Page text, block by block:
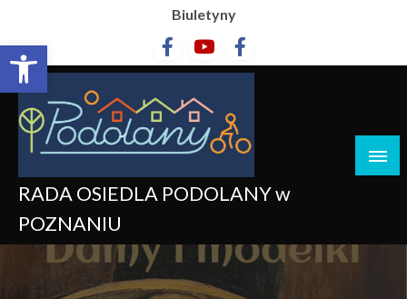
Otwórz pasek narzędzi
Biuletyny
RADA OSIEDLA PODOLANY w
POZNANIU